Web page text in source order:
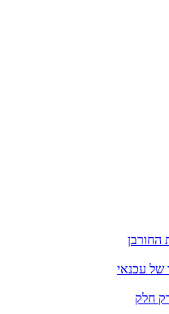
החורבן
של עכנאי
חלק